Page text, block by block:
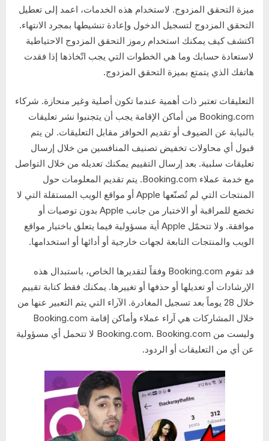
ميزة التحقق المزدوج. لاستخدام هذه الخدمات، اعمد إلى تعطيل
التحقق المزدوج لتسجيل الدخول وإعادة تنشيطها بمجرد الانتهاء.
اكتشف كيف يمكنك استخدام رموز التحقق المزدوج الاحتياطية
لاستعادة حسابك وما هي الخطوات التي يجب اتّخاذها إذا فقدت
هاتفك الذي يتمتع بميزة التحقق المزدوج.
التعليقات تعتبر ذات أهمية عندما تكون أصلية وغير منحازة. شركاء
Booking.com من أماكن الإقامة يجب أن يتجنبوا نشر تعليقات
بالنيابة عن الضيوف أو تقديم الحوافز مقابل التعليقات. لن يتم
قبول أي محاولات تخفيض تصنيف المنافسين من خلال إرسال
تعليقات سلبية. بعد إرسال التقييم يمكنك تعديله من خلال التواصل
مع خدمة عملاء Booking.com. يتم تقديم المعلومات حول
المنتجات التي لم تُصنّعها Apple أو مواقع الويب المستقلة التي لا
تخضع للمراقبة أو الاختبار من جانب Apple بدون توصيات أو
موافقة. ولا تتحمّل Apple أية مسؤولية فيما يتعلق باختيار مواقع
الويب والمنتجات التابعة لجهات خارجية أو أدائها أو استخدامها.
قد تقوم Booking.com وفقاً لتقديرها الخاص، باستبدال هذه
الإرشادات أو تعديلها أو حذفها أو تغييرها. يمكنك فقط كتابة تقييم
خلال 28 يوماً بعد تسجيل المغادرة. الآراء التي يتم التعبير عنها من
خلال المشاركات هي آراء عملاء وأماكن إقامة Booking.com
وليست من Booking.com. Booking.com لا تتحمل أي مسؤولية
عن أي من التعليقات أو الردود.